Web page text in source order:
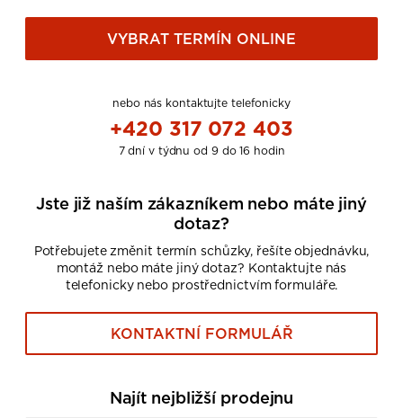
VYBRAT TERMÍN ONLINE
nebo nás kontaktujte telefonicky
+420 317 072 403
7 dní v týdnu od 9 do 16 hodin
Jste již naším zákazníkem nebo máte jiný
dotaz?
Potřebujete změnit termín schůzky, řešíte objednávku,
montáž nebo máte jiný dotaz? Kontaktujte nás
telefonicky nebo prostřednictvím formuláře.
KONTAKTNÍ FORMULÁŘ
Najít nejbližší prodejnu